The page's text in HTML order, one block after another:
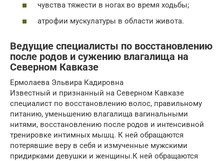
чувства тяжести в ногах во время ходьбы;
атрофии мускулатуры в области живота.
Ведущие специалисты по восстановлению
после родов и сужению влагалища на
Северном Кавказе
Ермолаева Эльвира Кадировна
Известный и признанный на Северном Кавказе
специалист по восстановлению волос, правильному
питанию, уменьшению влагалища вагинальными
нитями, восстановлению после родов и интенсивной
тренировке интимных мышц. К ней обращаются
потерявшие веру в себя и измученные мужскими
придирками девушки и женщины.К ней обращаются